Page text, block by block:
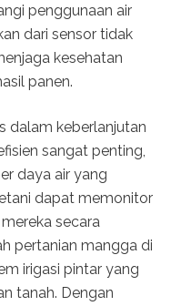
penggunaan air
dari sensor tidak
kesehatan
panen.
dalam keberlanjutan
sangat penting,
daya air yang
dapat memonitor
secara
pertanian mangga di
irigasi pintar yang
tanah. Dengan